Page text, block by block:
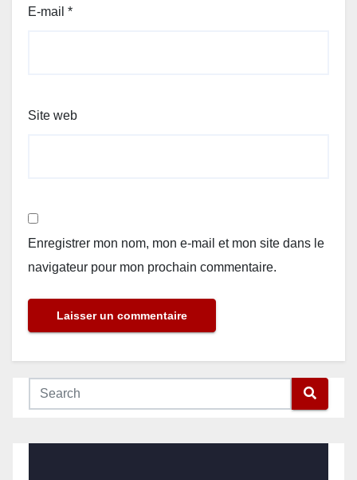
E-mail *
Site web
Enregistrer mon nom, mon e-mail et mon site dans le
navigateur pour mon prochain commentaire.